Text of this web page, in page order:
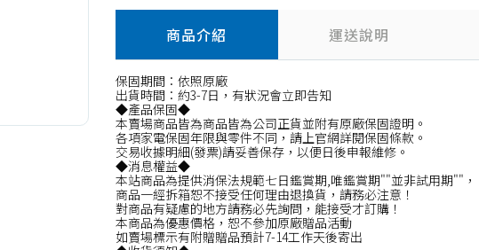
商品介紹 運送說明
保固期間：依照原廠
出貨時間：約3-7日，有狀況會立即告知
◆產品保固◆
本賣場商品皆為商品皆為公司正貨並附有原廠保固證明。
各項家電保固年限與零件不同，請上官網詳閱保固條款。
交易收據明細(發票)請妥善保存，以便日後申報維修。
◆消息權益◆
本站商品為提供消保法規範七日鑑賞期,唯鑑賞期""並非試用期""，
商品一經拆箱恕不接受任何理由退換貨，請務必注意！
對商品有疑慮的地方請務必先詢問，能接受才訂購！
本商品為優惠價格，恕不參加原廠贈品活動
如賣場標示有附贈贈品預計7-14工作天後寄出